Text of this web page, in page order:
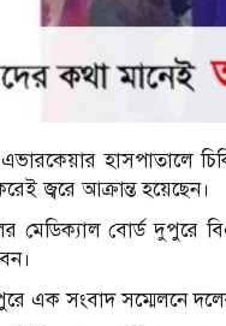
হাসপাতালে
জ্বরে আক্রান্ত হয়েছেন।
মেডিক্যাল বোর্ড দুপুরে
এক সংবাদ সম্মেলনে